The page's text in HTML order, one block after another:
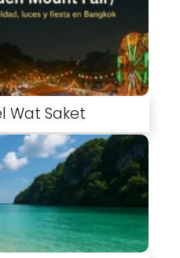
Wat Saket